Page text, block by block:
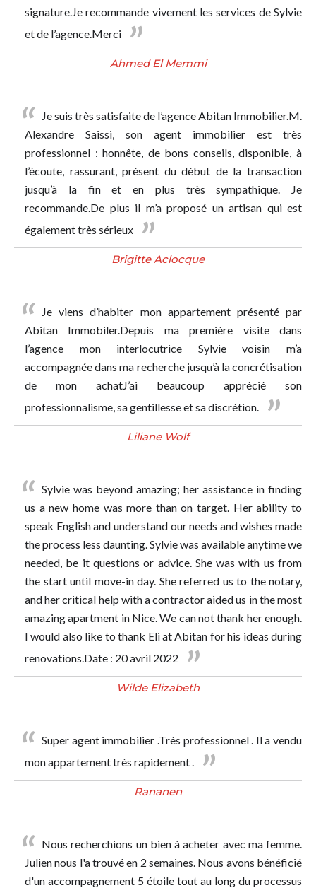
signature.Je recommande vivement les services de Sylvie
et de l’agence.Merci
Ahmed El Memmi
Je suis très satisfaite de l’agence Abitan Immobilier.M.
Alexandre Saissi, son agent immobilier est très
professionnel : honnête, de bons conseils, disponible, à
l’écoute, rassurant, présent du début de la transaction
jusqu’à la fin et en plus très sympathique. Je
recommande.De plus il m’a proposé un artisan qui est
également très sérieux
Brigitte Aclocque
Je viens d’habiter mon appartement présenté par
Abitan Immobiler.Depuis ma première visite dans
l’agence mon interlocutrice Sylvie voisin m’a
accompagnée dans ma recherche jusqu’à la concrétisation
de mon achatJ’ai beaucoup apprécié son
professionnalisme, sa gentillesse et sa discrétion.
Liliane Wolf
Sylvie was beyond amazing; her assistance in finding
us a new home was more than on target. Her ability to
speak English and understand our needs and wishes made
the process less daunting. Sylvie was available anytime we
needed, be it questions or advice. She was with us from
the start until move-in day. She referred us to the notary,
and her critical help with a contractor aided us in the most
amazing apartment in Nice. We can not thank her enough.
I would also like to thank Eli at Abitan for his ideas during
renovations.Date : 20 avril 2022
Wilde Elizabeth
Super agent immobilier .Très professionnel . Il a vendu
mon appartement très rapidement .
Rananen
Nous recherchions un bien à acheter avec ma femme.
Julien nous l'a trouvé en 2 semaines. Nous avons bénéficié
d'un accompagnement 5 étoile tout au long du processus